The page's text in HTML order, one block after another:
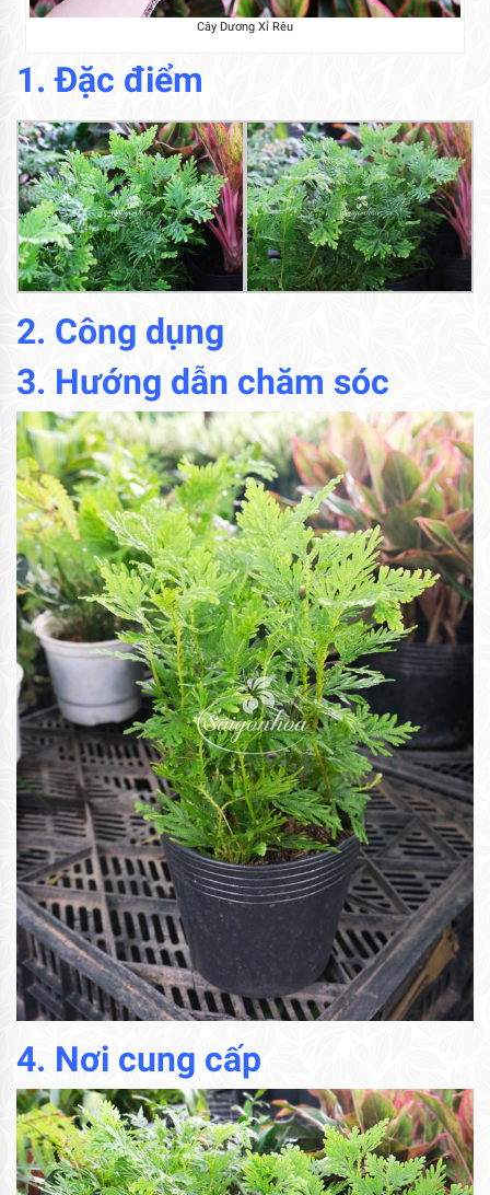
Cây Dương Xỉ Rêu
1. Đặc điểm
2. Công dụng
3. Hướng dẫn chăm sóc
4. Nơi cung cấp